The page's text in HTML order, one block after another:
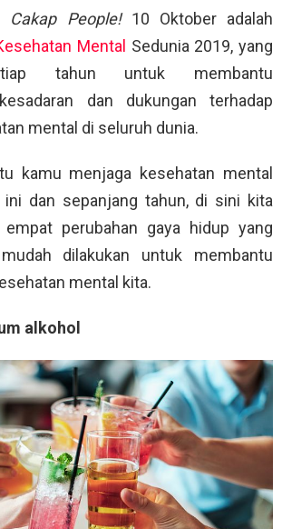
Cakap People!10 Oktober adalah
Mental Sedunia 2019, yang
tahun untuk membantu
dan dukungan terhadap
mental di seluruh dunia.
kamu menjaga kesehatan mental
ini dan sepanjang tahun, di sini kita
empat perubahan gaya hidup yang
dilakukan untuk membantu
mental kita.
alkohol